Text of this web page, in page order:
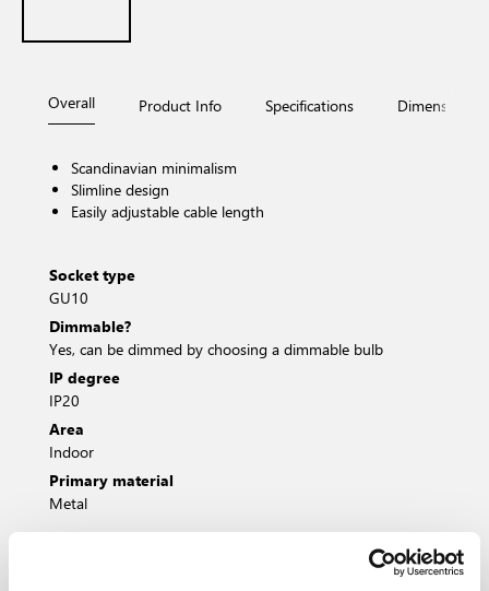
Overall Product Info Specifications Dimensions
Scandinavian minimalism
Slimline design
Easily adjustable cable length
Socket type
GU10
Dimmable?
Yes, can be dimmed by choosing a dimmable bulb
IP degree
IP20
Area
Indoor
Primary material
Metal